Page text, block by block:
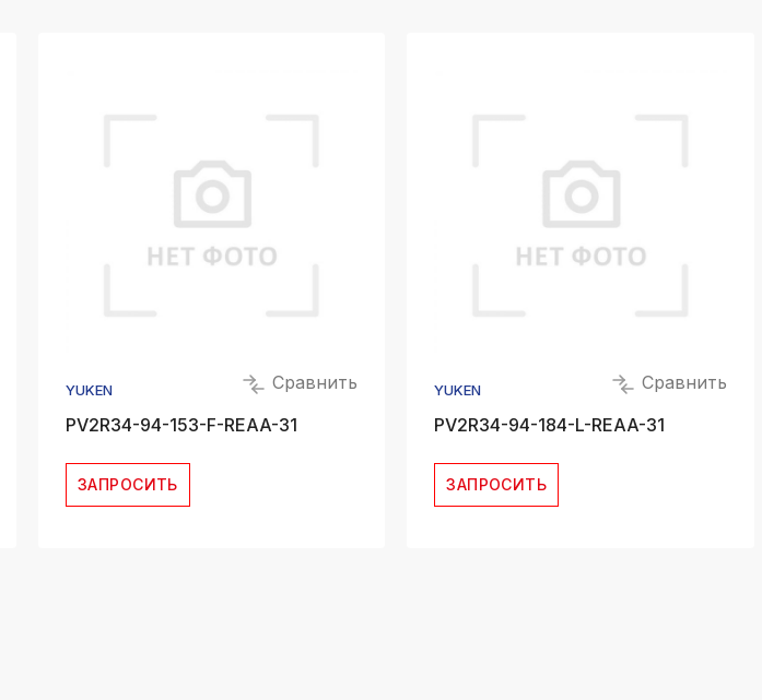
YUKEN
Сравнить
PV2R34-94-153-F-REAA-31
ЗАПРОСИТЬ
YUKEN
Сравнить
PV2R34-94-184-L-REAA-31
ЗАПРОСИТЬ